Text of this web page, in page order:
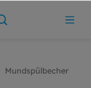
Mundspülbecher